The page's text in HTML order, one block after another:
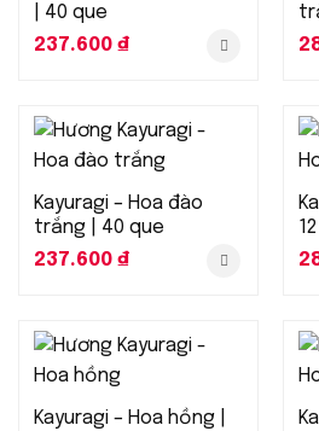
| 40 que
237.600 ₫
Kayuragi – Hoa đào
trắng | 40 que
237.600 ₫
Kayuragi – Hoa hồng |